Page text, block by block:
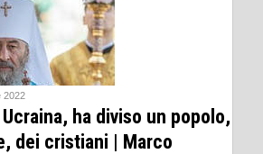
2022
ha diviso un popolo,
dei cristiani | Marco